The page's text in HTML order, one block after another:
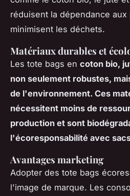
réduisent la dépendance
minimisent les déchets.
Matériaux durables et
Les tote bags en coton bio,
non seulement robustes,
de l'environnement. Ces
nécessitent moins de
production et sont
l'écoresponsabilité avec
Avantages marketing
Adopter des tote bags
l'image de marque. Les